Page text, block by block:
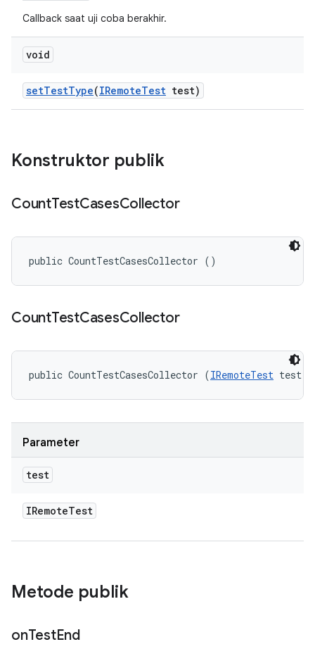
Callback saat uji coba berakhir.
void
setTestType(IRemoteTest test)
Konstruktor publik
CountTestCasesCollector
public CountTestCasesCollector ()
CountTestCasesCollector
public CountTestCasesCollector (IRemoteTest test)
Parameter
test
IRemoteTest
Metode publik
onTestEnd